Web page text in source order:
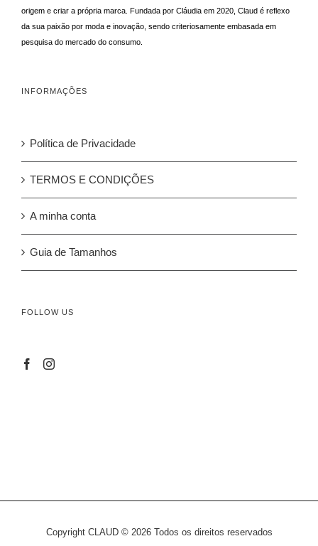
origem e criar a própria marca. Fundada por Cláudia em 2020, Claud é reflexo
da sua paixão por moda e inovação, sendo criteriosamente embasada em
pesquisa do mercado do consumo.
INFORMAÇÕES
Política de Privacidade
TERMOS E CONDIÇÕES
A minha conta
Guia de Tamanhos
FOLLOW US
Copyright CLAUD © 2026 Todos os direitos reservados